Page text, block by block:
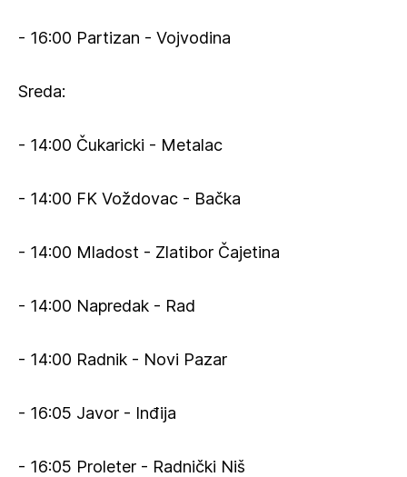
- 16:00 Partizan - Vojvodina
Sreda:
- 14:00 Čukaricki - Metalac
- 14:00 FK Voždovac - Bačka
- 14:00 Mladost - Zlatibor Čajetina
- 14:00 Napredak - Rad
- 14:00 Radnik - Novi Pazar
- 16:05 Javor - Inđija
- 16:05 Proleter - Radnički Niš